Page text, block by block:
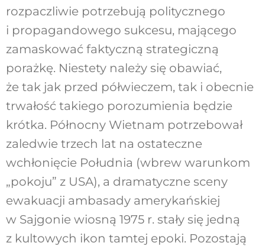
rozpaczliwie potrzebują politycznego
i propagandowego sukcesu, mającego
zamaskować faktyczną strategiczną
porażkę. Niestety należy się obawiać,
że tak jak przed półwieczem, tak i obecnie
trwałość takiego porozumienia będzie
krótka. Północny Wietnam potrzebował
zaledwie trzech lat na ostateczne
wchłonięcie Południa (wbrew warunkom
„pokoju” z USA), a dramatyczne sceny
ewakuacji ambasady amerykańskiej
w Sajgonie wiosną 1975 r. stały się jedną
z kultowych ikon tamtej epoki. Pozostają